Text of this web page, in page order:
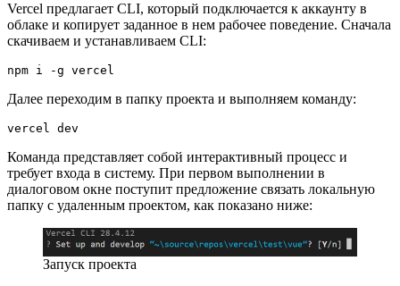
Vercel предлагает CLI, который подключается к аккаунту в
облаке и копирует заданное в нем рабочее поведение. Сначала
скачиваем и устанавливаем CLI:
npm i -g vercel
Далее переходим в папку проекта и выполняем команду:
vercel dev
Команда представляет собой интерактивный процесс и
требует входа в систему. При первом выполнении в
диалоговом окне поступит предложение связать локальную
папку с удаленным проектом, как показано ниже:
Запуск проекта